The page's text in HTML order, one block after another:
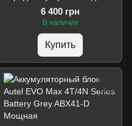
6 400 грн
В наличии
Купить